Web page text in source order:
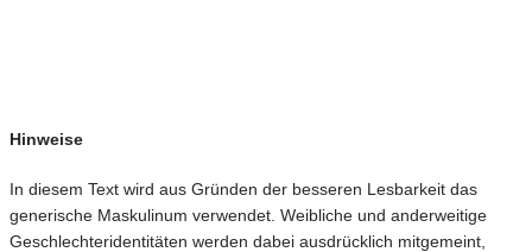
Hinweise
In diesem Text wird aus Gründen der besseren Lesbarkeit das
generische Maskulinum verwendet. Weibliche und anderweitige
Geschlechteridentitäten werden dabei ausdrücklich mitgemeint,